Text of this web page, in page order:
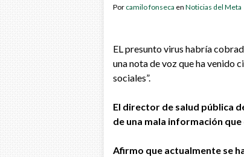
Por camilo fonseca en Noticias del Meta
EL presunto virus habría
una nota de voz que ha venido
sociales”.
El director de salud pública
de una mala información
Afirmo que actualmente se